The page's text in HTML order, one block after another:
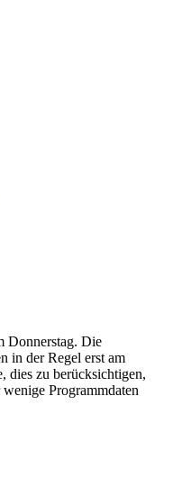
Donnerstag. Die
in der Regel erst am
dies zu berücksichtigen,
Programmdaten